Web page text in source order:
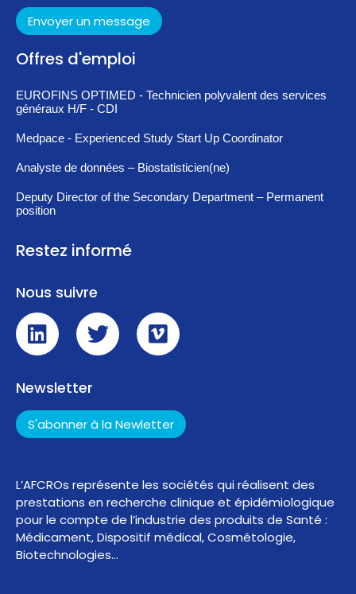
Envoyer un message
Offres d'emploi
EUROFINS OPTIMED - Technicien polyvalent des services
généraux H/F - CDI
Medpace - Experienced Study Start Up Coordinator
Analyste de données – Biostatisticien(ne)
Deputy Director of the Secondary Department – Permanent
position
Restez informé
Nous suivre
Newsletter
S'abonner à la Newletter
L’AFCROs représente les sociétés qui réalisent des
prestations en recherche clinique et épidémiologique
pour le compte de l’industrie des produits de Santé :
Médicament, Dispositif médical, Cosmétologie,
Biotechnologies…